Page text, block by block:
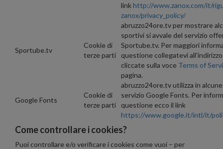
linkhttp://www.zanox.com/it/
zanox/privacy_policy/
Sportube.tv
Cookie di
terze parti
abruzzo24ore.tv per mostrare
sportivi si avvale del servizio
Sportube.tv. Per maggiori
questione collegatevi
cliccate sulla voce Terms of
pagina.
Google Fonts
Cookie di
terze parti
abruzzo24ore.tv utilizza in
servizio Google Fonts. Per
questione ecco il link
https://www.google.it/intl/it/
Come controllare i cookies?
Puoi controllare e/o verificare i cookies come vuoi – per